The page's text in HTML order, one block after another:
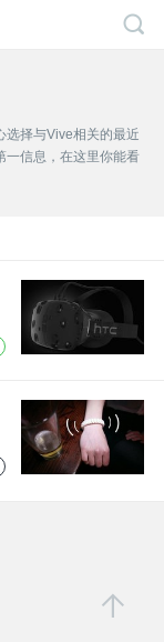
选择与Vive相关的最近
一信息，在这里你能看